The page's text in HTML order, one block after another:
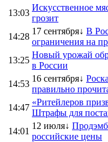
13:03
Искусственное
грозит
14:28
17 сентября↓ В
ограничения на
13:25
Новый урожай
в России
14:53
16 сентября↓
правильно
14:47
«Ритейлеров
Штрафы для
14:01
12 июля↓
российские цены